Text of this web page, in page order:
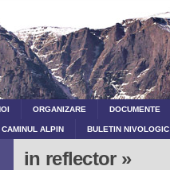
ORGANIZARE DOCUMENTE
CAMINUL ALPIN BULETIN
in reflector »